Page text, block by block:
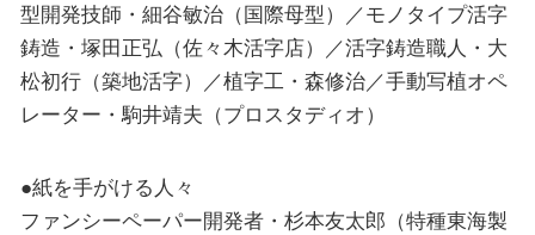
型開発技師・細谷敏治（国際母型）／モノタイプ活字
鋳造・塚田正弘（佐々木活字店）／活字鋳造職人・大
松初行（築地活字）／植字工・森修治／手動写植オペ
レーター・駒井靖夫（プロスタディオ）
●紙を手がける人々
ファンシーペーパー開発者・杉本友太郎（特種東海製